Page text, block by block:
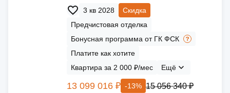
3 кв 2028
Скидка
Предчистовая отделка
Бонусная программа от ГК ФСК
Платите как хотите
Квартира за 2 000 ₽/мес
Ещё
13 099 016 ₽ -13% 15 056 340 ₽